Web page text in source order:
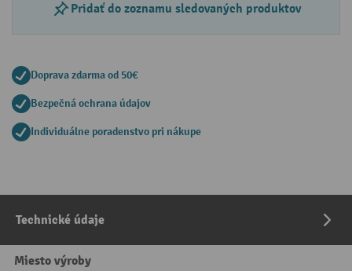
Pridať do zoznamu sledovaných produktov
Doprava zdarma od 50€
Bezpečná ochrana údajov
Individuálne poradenstvo pri nákupe
Technické údaje
Miesto výroby